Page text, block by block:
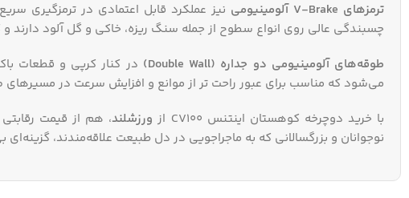
ترمزهای V-Brake آلومینیومی
نیز عملکرد قابل اعتمادی در ترمزگیری
چسبندگی عالی روی انواع سطوح از جمله سنگ‌ ریزه، خاکی و گل‌ آلود دارند
طوقه‌های آلومینیومی دو جداره (Double Wall)
در کنار کرپی و قطعات
می‌شود که مناسب برای عبور راحت‌ تر از موانع و افزایش سرعت در
با خرید دوچرخه کوهستان اینتنس CV100 از
ورزشلند، هم از قیمت
نوجوانان و بزرگسالانی که به ماجراجویی در دل طبیعت علاقه‌مندند،